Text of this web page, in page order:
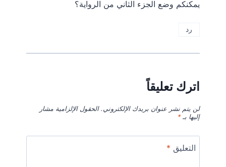
يمكنكم وضع الجزء الثاني من الرواية؟
رد
اترك تعليقاً
لن يتم نشر عنوان بريدك الإلكتروني. الحقول الإلزامية مشار
إليها بـ*
التعليق *